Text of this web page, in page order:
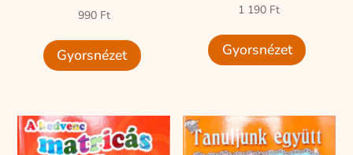
990 Ft
Gyorsnézet
1 190 Ft
Gyorsnézet